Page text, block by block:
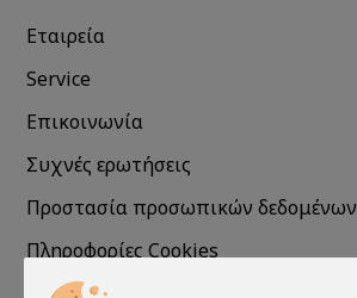
Εταιρεία
Service
Επικοινωνία
Συχνές ερωτήσεις
Προστασία προσωπικών δεδομένων
Πληροφορίες Cookies